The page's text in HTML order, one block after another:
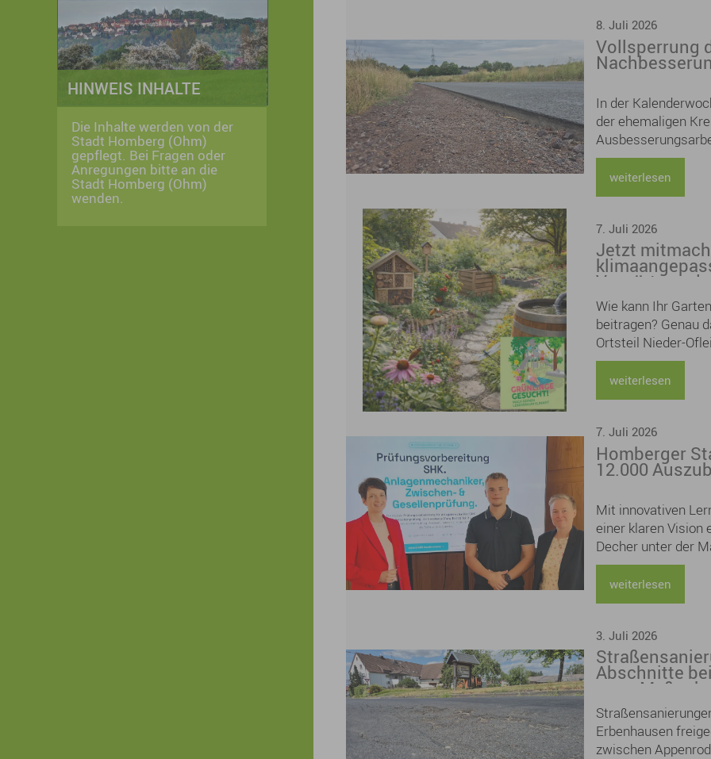
HINWEIS INHALTE
Die Inhalte werden von der
Stadt Homberg (Ohm)
gepflegt. Bei Fragen oder
Anregungen bitte an die
Stadt Homberg (Ohm)
wenden.
Buchschnitten und
Bild und Urban
Bühne mit einem
Pflücken kann
Lieblingsgedichte
ein tolles
8. Juli 2026
Vollsperrung
In der
der ehemaligen
Zeitraum muss die
weiterlesen
7. Juli 2026
Jetzt
Vorgärten
weiterhin
Wie kann Ihr
beitragen? Genau
Ortsteil Nieder-
Bürgerinnen und
im Klimaquartier
weiterlesen
7. Juli 2026
Homberger
12.000
Mit innovativen
einer klaren Vision
Decher unter der
Klimahandwerk.
Deutschland
weiterlesen
3. Juli 2026
Abschnitte
neue
Appenrod/
Erbenhausen
zwischen